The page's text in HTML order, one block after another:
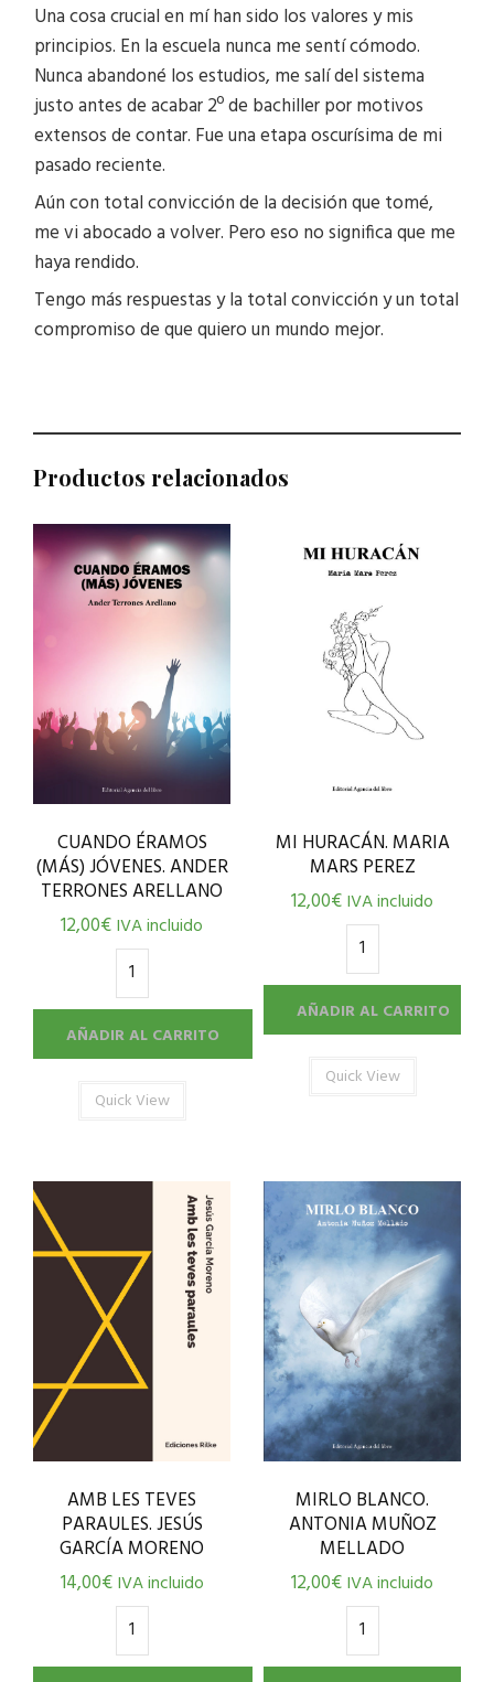
Una cosa crucial en mí han sido los valores y mis
principios. En la escuela nunca me sentí cómodo.
Nunca abandoné los estudios, me salí del sistema
justo antes de acabar 2º de bachiller por motivos
extensos de contar. Fue una etapa oscurísima de mi
pasado reciente.
Aún con total convicción de la decisión que tomé,
me vi abocado a volver. Pero eso no significa que me
haya rendido.
Tengo más respuestas y la total convicción y un total
compromiso de que quiero un mundo mejor.
Productos relacionados
CUANDO ÉRAMOS
(MÁS) JÓVENES. ANDER
TERRONES ARELLANO
12,00€IVA incluido
AÑADIR AL CARRITO
Quick View
MI HURACÁN. MARIA
MARS PEREZ
12,00€IVA incluido
AÑADIR AL CARRITO
Quick View
AMB LES TEVES
PARAULES. JESÚS
GARCÍA MORENO
14,00€ IVA incluido
MIRLO BLANCO.
ANTONIA MUÑOZ
MELLADO
12,00€IVA incluido